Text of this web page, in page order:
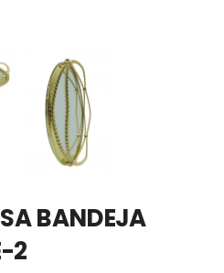
BANDEJA
2